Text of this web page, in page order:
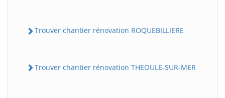
Trouver chantier rénovation ROQUEBILLIERE
Trouver chantier rénovation THEOULE-SUR-MER